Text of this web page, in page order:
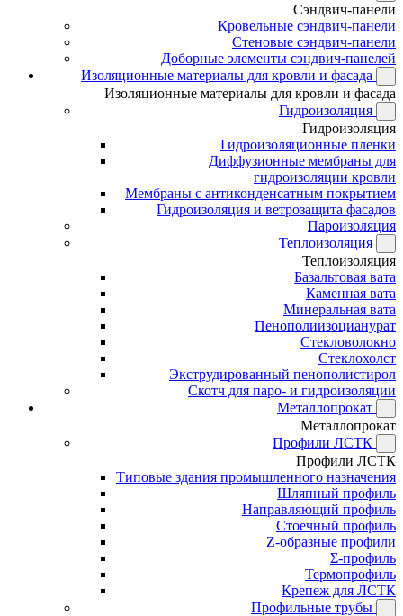
Сэндвич-панели
Кровельные сэндвич-панели
Стеновые сэндвич-панели
Доборные элементы сэндвич-панелей
Изоляционные материалы для кровли и фасада
Изоляционные материалы для кровли и фасада
Гидроизоляция
Гидроизоляция
Гидроизоляционные пленки
Диффузионные мембраны для
гидроизоляции кровли
Мембраны с антиконденсатным покрытием
Гидроизоляция и ветрозащита фасадов
Пароизоляция
Теплоизоляция
Теплоизоляция
Базальтовая вата
Каменная вата
Минеральная вата
Пенополиизоцианурат
Стекловолокно
Стеклохолст
Экструдированный пенополистирол
Скотч для паро- и гидроизоляции
Металлопрокат
Металлопрокат
Профили ЛСТК
Профили ЛСТК
Типовые здания промышленного назначения
Шляпный профиль
Направляющий профиль
Стоечный профиль
Z-образные профили
Σ-профиль
Термопрофиль
Крепеж для ЛСТК
Профильные трубы